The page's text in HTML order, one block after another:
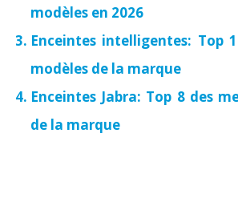
modèles en 2026
Enceintes intelligentes: Top
modèles de la marque
Enceintes Jabra: Top 8 des
de la marque